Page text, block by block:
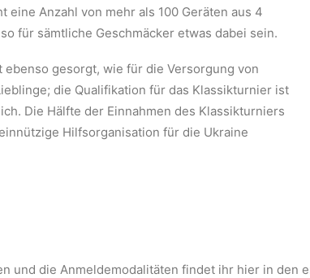
eine Anzahl von mehr als 100 Geräten aus 4
für sämtliche Geschmäcker etwas dabei sein.
ebenso gesorgt, wie für die Versorgung von
die Qualifikation für das Klassikturnier ist
Die Hälfte der Einnahmen des Klassikturniers
Hilfsorganisation für die Ukraine
und die Anmeldemodalitäten findet ihr hier in den